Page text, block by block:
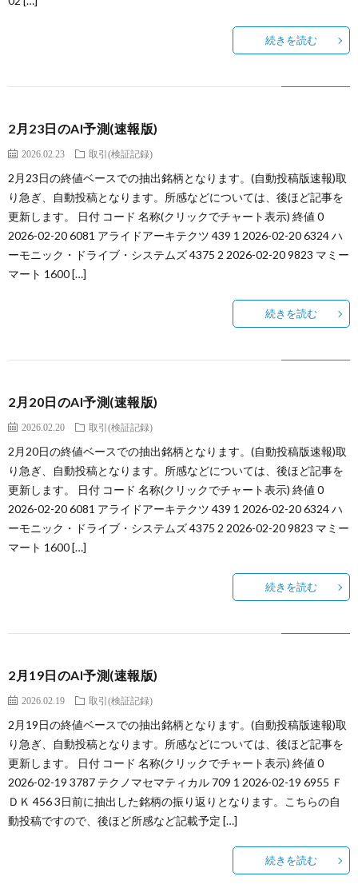
続きを読む
2月23日のAI予測(速報版)
2026.02.23 取引(検証記録)
2月23日の終値ベースでの抽出銘柄となります。(自動投稿版速報)取
り急ぎ、自動投稿となります。所感などについては、後ほど記事を
更新します。 日付 コード 名称(クリックでチャート表示) 終値 0
2026-02-20 6081 アライドアーキテクツ 439 1 2026-02-20 6324 ハ
ーモニック・ドライブ・システムズ 4375 2 2026-02-20 9823 マミー
マート 1600 […]
続きを読む
2月20日のAI予測(速報版)
2026.02.20 取引(検証記録)
2月20日の終値ベースでの抽出銘柄となります。(自動投稿版速報)取
り急ぎ、自動投稿となります。所感などについては、後ほど記事を
更新します。 日付 コード 名称(クリックでチャート表示) 終値 0
2026-02-20 6081 アライドアーキテクツ 439 1 2026-02-20 6324 ハ
ーモニック・ドライブ・システムズ 4375 2 2026-02-20 9823 マミー
マート 1600 […]
続きを読む
2月19日のAI予測(速報版)
2026.02.19 取引(検証記録)
2月19日の終値ベースでの抽出銘柄となります。(自動投稿版速報)取
り急ぎ、自動投稿となります。所感などについては、後ほど記事を
更新します。 日付 コード 名称(クリックでチャート表示) 終値 0
2026-02-19 3787 テクノマセマティカル 709 1 2026-02-19 6955 Ｆ
ＤＫ 456 3日前に抽出した銘柄の振り返りとなります。こちらの自
動投稿ですので、後ほど所感など記載予定 […]
続きを読む